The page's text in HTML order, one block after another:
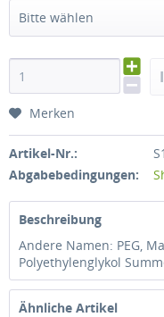
Bitte wählen
Merken
Artikel-Nr.:
Abgabebedingungen:
Beschreibung
Andere Namen: PEG,
Polyethylenglykol
Ähnliche Artikel